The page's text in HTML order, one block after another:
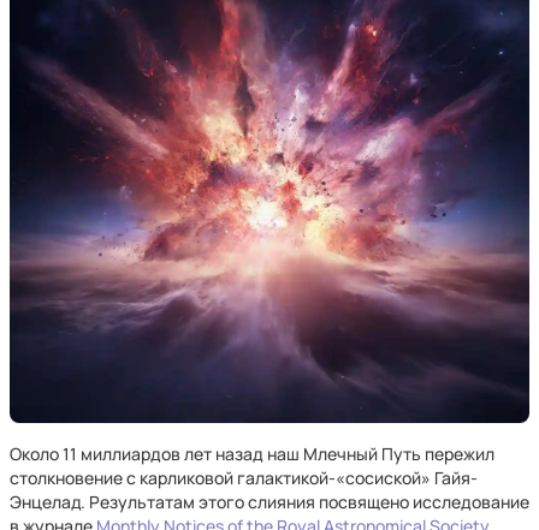
Около 11 миллиардов лет назад наш Млечный Путь пережил
столкновение с карликовой галактикой-«сосиской» Гайя-
Энцелад. Результатам этого слияния посвящено исследование